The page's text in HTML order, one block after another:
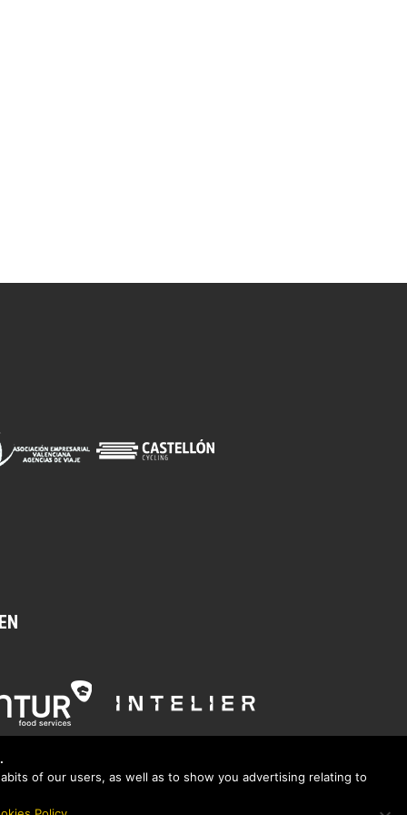
of our users, as well as to show you advertising relating to